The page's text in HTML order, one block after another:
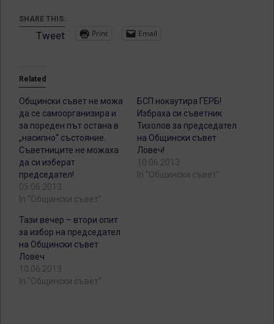
SHARE THIS:
Tweet Print Email
Related
Общински съвет не можа
да се самоорганизира и
за пореден път остана в
„насипно“ състояние.
Съветниците не можаха
да си изберат
председател!
05.06.2013
In "Общински съвет"
БСП нокаутира ГЕРБ!
Избраха си съветник
Тихолов за председател
на Общински съвет
Ловеч!
10.06.2013
In "Общински съвет"
Тази вечер – втори опит
за избор на председател
на Общински съвет
Ловеч
10.06.2013
In "Общински съвет"